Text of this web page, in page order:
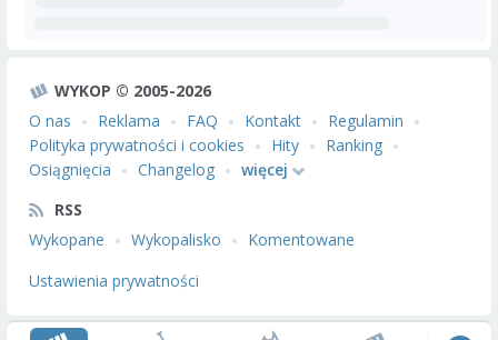
WYKOP © 2005-2026
O nas
Reklama FAQ Kontakt
Regulamin
Polityka prywatności i cookies
Hity
Ranking
Osiągnięcia
Changelog
więcej
RSS
Wykopane
Wykopalisko
Komentowane
Ustawienia prywatności